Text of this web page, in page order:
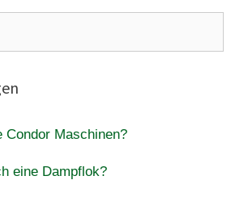
Condor Maschinen?
eine Dampflok?